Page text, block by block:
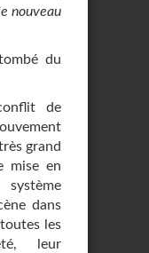
nouveau
du
de
grand
mise en
dans
les
leur